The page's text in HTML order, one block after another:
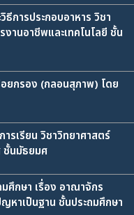
การประกอบอาหาร วิชา
งานอาชีพและเทคโนโลยี ชั้น
ยกรอง (กลอนสุภาพ) โดย
รเรียน วิชาวิทยาศาสตร์
ชั้นมัธยมศ
ศึกษา เรื่อง อาณาจักร
หาเป็นฐาน ชั้นประถมศึกษา